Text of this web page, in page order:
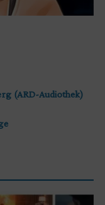
(ARD-Audiothek)